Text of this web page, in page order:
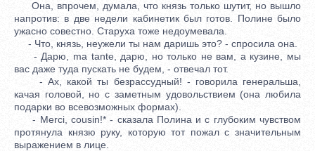
Она, впрочем, думала, что князь только шутит, но вышло
напротив: в две недели кабинетик был готов. Полине было
ужасно совестно. Старуха тоже недоумевала.
- Что, князь, неужели ты нам даришь это? - спросила она.
- Дарю, ma tante, дарю, но только не вам, а кузине, мы
вас даже туда пускать не будем, - отвечал тот.
- Ах, какой ты безрассудный! - говорила генеральша,
качая головой, но с заметным удовольствием (она любила
подарки во всевозможных формах).
- Merci, cousin!* - сказала Полина и с глубоким чувством
протянула князю руку, которую тот пожал с значительным
выражением в лице.